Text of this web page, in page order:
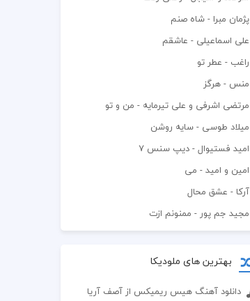
پژمان مبرا - شاه صنم
علی اسماعیلی - عاشقم
راغب - عطر تو
منس - هرگز
مرتضی اشرفی و علی تیرمایه - من و تو
میلاد طوسی - سایه روشن
اميد فستيوال - ديپ سنس ۷
امین و امید - می
آرکا - عشق محال
مجید جم پور - ممنونم ازت
بهترین های ملودیکا
دانلود آهنگ هیس ریمیکس از آصف آریا